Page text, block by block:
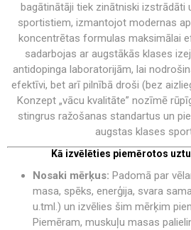
bagātinātāji tiek zinātniski izstrādāti
sportistiem, izmantojot modernas
koncentrētas formulas maksimālai
sadarbojas ar augstākās klases
antidopinga laboratorijām, lai
efektīvi, bet arī pilnībā droši (bez
Konzept „vācu kvalitāte” nozīmē
stingrus ražošanas standartus un
augstas klases
Kā izvēlēties piemērotos
Nosaki mērķus: Padomā par
masa, spēks, enerģija, svara
u.tml.) un izvēlies šim mērķim
Piemēram, muskuļu masas